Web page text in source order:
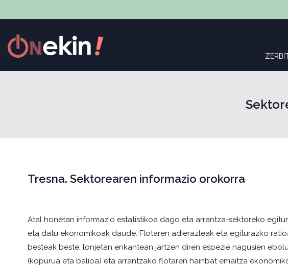
Tresna. Sektorearen informazio orokorra
Atal honetan informazio estatistikoa dago eta arrantza-sektoreko
eta datu ekonomikoak daude. Flotaren adierazleak eta egiturazko
besteak beste, lonjetan enkantean jartzen diren espezie nagusien
(kopurua eta balioa) eta arrantzako flotaren hainbat emaitza